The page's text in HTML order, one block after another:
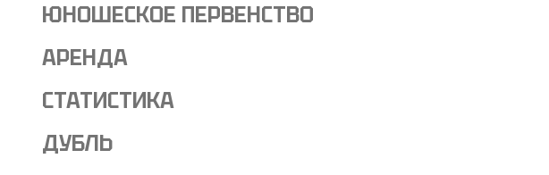
ЮНОШЕСКОЕ ПЕРВЕНСТВО
АРЕНДА
СТАТИСТИКА
ДУБЛЬ